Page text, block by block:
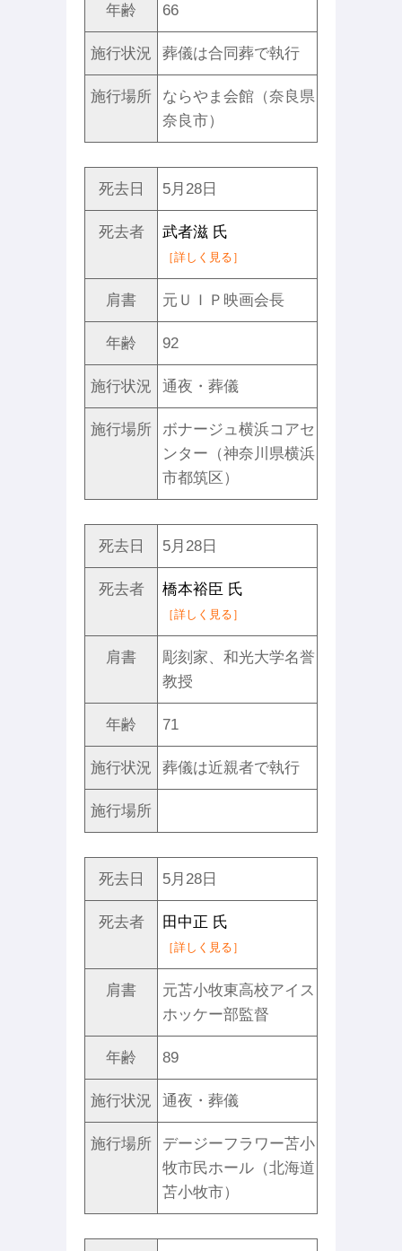
年齢 66
施行状況 葬儀は合同葬で執行
施行場所
ならやま会館（奈良県
奈良市）
死去日 5月28日
死去者 武者滋 氏
［詳しく見る］
肩書 元ＵＩＰ映画会長
年齢 92
施行状況 通夜・葬儀
施行場所
ボナージュ横浜コアセ
ンター（神奈川県横浜
市都筑区）
死去日 5月28日
死去者 橋本裕臣 氏
［詳しく見る］
肩書
彫刻家、和光大学名誉
教授
年齢 71
施行状況 葬儀は近親者で執行
施行場所
死去日 5月28日
死去者 田中正 氏
［詳しく見る］
肩書
元苫小牧東高校アイス
ホッケー部監督
年齢 89
施行状況 通夜・葬儀
施行場所
デージーフラワー苫小
牧市民ホール（北海道
苫小牧市）